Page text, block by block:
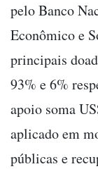
pelo Banco
Econômico e
principais
93% e 6%
apoio soma
aplicado em
públicas e